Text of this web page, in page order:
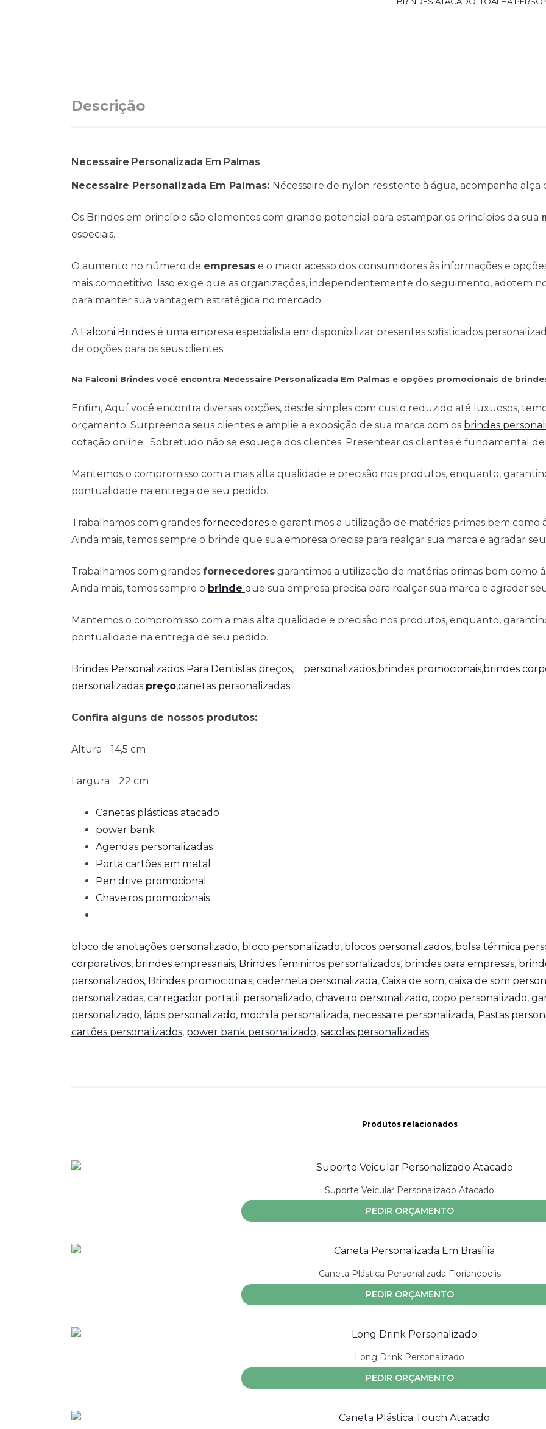
Descrição
Necessaire Personalizada Em Palmas
Necessaire Personalizada Em Palmas: Nécessaire de nylon resistente à água, acompanha alça
Os Brindes em princípio são elementos com grande potencial para estampar os princípios da sua
especiais.
O aumento no número de empresas e o maior acesso dos consumidores às informações e
mais competitivo. Isso exige que as organizações, independentemente do seguimento, adotem
para manter sua vantagem estratégica no mercado.
A Falconi Brindes é uma empresa especialista em disponibilizar presentes sofisticados
de opções para os seus clientes.
Na Falconi Brindes você encontra Necessaire Personalizada Em Palmas e opções promocionais de
Enfim, Aquí você encontra diversas opções, desde simples com custo reduzido até luxuosos,
orçamento. Surpreenda seus clientes e amplie a exposição de sua marca com os brindes
cotação online. Sobretudo não se esqueça dos clientes. Presentear os clientes é fundamental
Mantemos o compromisso com a mais alta qualidade e precisão nos produtos, enquanto,
pontualidade na entrega de seu pedido.
Trabalhamos com grandes fornecedores e garantimos a utilização de matérias primas bem
Ainda mais, temos sempre o brinde que sua empresa precisa para realçar sua marca e agradar
Trabalhamos com grandes fornecedores garantimos a utilização de matérias primas bem como
Ainda mais, temos sempre o brinde que sua empresa precisa para realçar sua marca e agradar
Mantemos o compromisso com a mais alta qualidade e precisão nos produtos, enquanto,
pontualidade na entrega de seu pedido.
Brindes Personalizados Para Dentistas preços, personalizados,brindes promocionais,brindes
personalizadas preço,canetas personalizadas
Confira alguns de nossos produtos:
Altura : 14,5 cm
Largura : 22 cm
Canetas plásticas atacado
power bank
Agendas personalizadas
Porta cartões em metal
Pen drive promocional
Chaveiros promocionais
bloco de anotações personalizado, bloco personalizado, blocos personalizados, bolsa térmica
corporativos, brindes empresariais, Brindes femininos personalizados, brindes para empresas,
personalizados, Brindes promocionais, caderneta personalizada, Caixa de som, caixa de som
personalizadas, carregador portatil personalizado, chaveiro personalizado, copo personalizado,
personalizado, lápis personalizado, mochila personalizada, necessaire personalizada, Pastas
cartões personalizados, power bank personalizado, sacolas personalizadas
Produtos relacionados
Suporte Veicular Personalizado Atacado
PEDIR ORÇAMENTO
Caneta Plástica Personalizada Florianópolis
PEDIR ORÇAMENTO
Long Drink Personalizado
PEDIR ORÇAMENTO